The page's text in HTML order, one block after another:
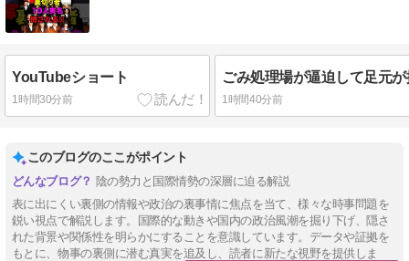
YouTubeショート
1時間30分前 1時間40分前
このブログのここがポイント
陰の勢力と国際情勢の深層に迫る解説
表に出にくい裏側の情報や政治の裏事情に焦点を当て、様々な時事問題を
鋭い視点で解説します。国際的な動きや国内の政治風潮を掘り下げ、隠さ
れた背景や関係性を明らかにすることを意識しています。データや証拠を
もとに、物事の裏側に潜む真実を追及し、読者に新たな視野を提供しま